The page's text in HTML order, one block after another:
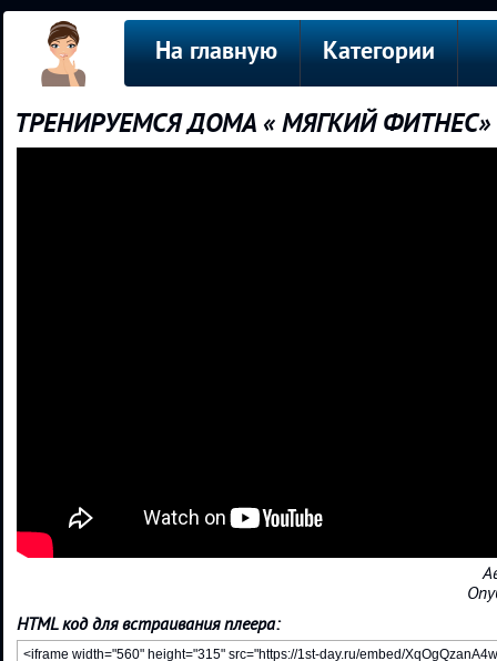
На главную Категории
ТРЕНИРУЕМСЯ ДОМА « МЯГКИЙ ФИТНЕС»
HTML код для встраивания плеера: